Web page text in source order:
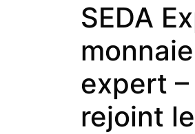
SEDA
expert
rejoint